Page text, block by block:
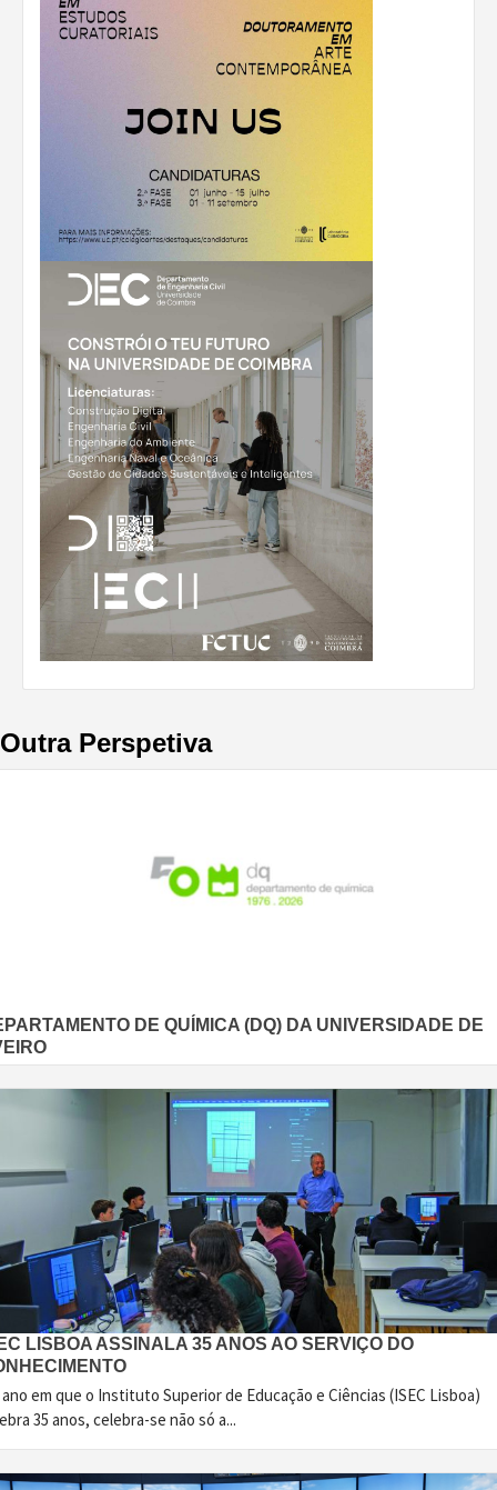
Outra Perspetiva
DE QUÍMICA (DQ) DA UNIVERSIDADE DE
LISBOA ASSINALA 35 ANOS AO SERVIÇO DO
em que o Instituto Superior de Educação e Ciências (ISEC Lisboa)
35 anos, celebra-se não só a...